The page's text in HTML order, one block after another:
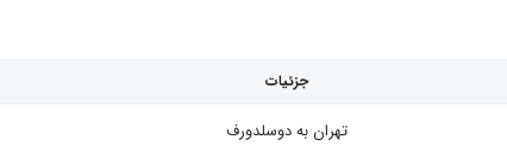
جزئیات
تهران به دوسلدورف